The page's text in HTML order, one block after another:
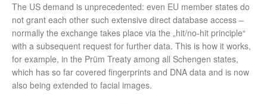
The US demand is unprecedented: even EU member states do
not grant each other such extensive direct database access –
normally the exchange takes place via the „hit/no-hit principle“
with a subsequent request for further data. This is how it works,
for example, in the Prüm Treaty among all Schengen states,
which has so far covered fingerprints and DNA data and is now
also being extended to facial images.